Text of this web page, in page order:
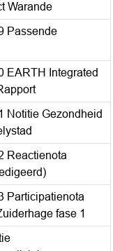
Warande
Passende
EARTH Integrated
Notitie Gezondheid
Reactienota
Participatienota
fase 1